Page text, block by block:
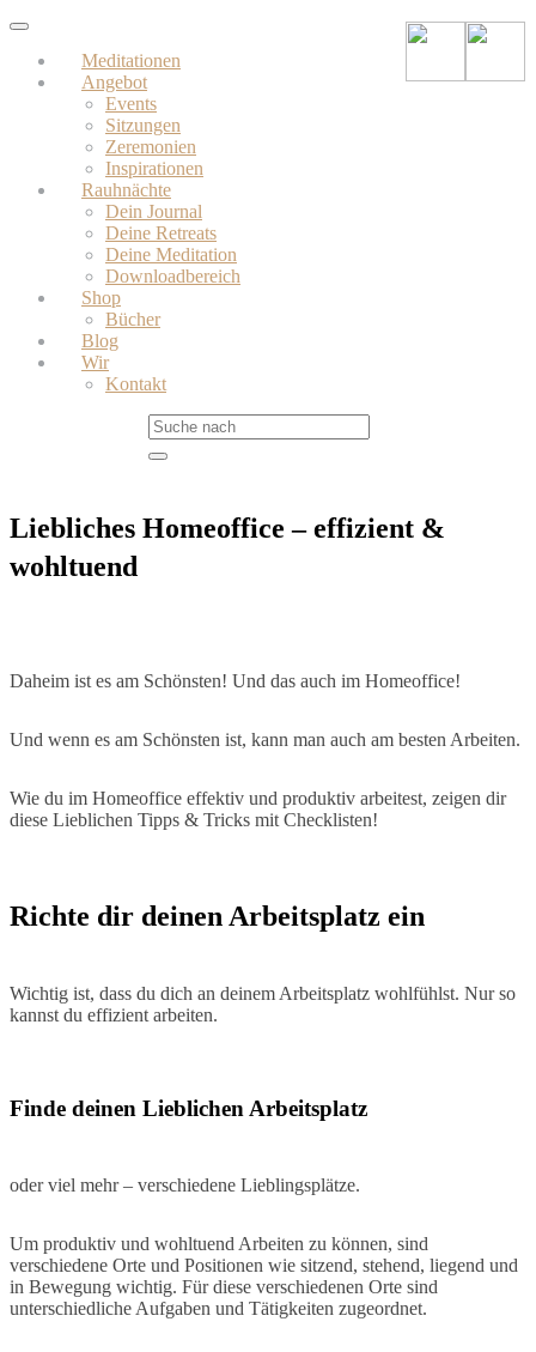
Skip
main
content
Toggle
navigationMeditationen
Angebot
Events
Sitzungen
Zeremonien
Inspirationen
Rauhnächte
Dein Journal
Deine Retreats
Deine Meditation
Downloadbereich
Shop
Bücher
Blog
Wir
Kontakt
Liebliches Homeoffice – effizient &
wohltuend
Daheim ist es am Schönsten! Und das auch im Homeoffice!
Und wenn es am Schönsten ist, kann man auch am besten Arbeiten.
Wie du im Homeoffice effektiv und produktiv arbeitest, zeigen dir
diese Lieblichen Tipps & Tricks mit Checklisten!
Richte dir deinen Arbeitsplatz ein
Wichtig ist, dass du dich an deinem Arbeitsplatz wohlfühlst. Nur so
kannst du effizient arbeiten.
Finde deinen Lieblichen Arbeitsplatz
oder viel mehr – verschiedene Lieblingsplätze.
Um produktiv und wohltuend Arbeiten zu können, sind
verschiedene Orte und Positionen wie sitzend, stehend, liegend und
in Bewegung wichtig. Für diese verschiedenen Orte sind
unterschiedliche Aufgaben und Tätigkeiten zugeordnet.